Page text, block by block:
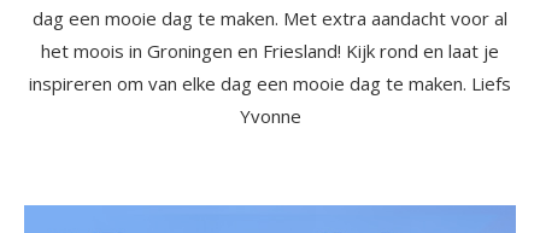
dag een mooie dag te maken. Met extra aandacht voor al
het moois in Groningen en Friesland! Kijk rond en laat je
inspireren om van elke dag een mooie dag te maken. Liefs
Yvonne